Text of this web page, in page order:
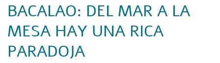
BACALAO: DEL MAR A LA
MESA HAY UNA RICA
PARADOJA